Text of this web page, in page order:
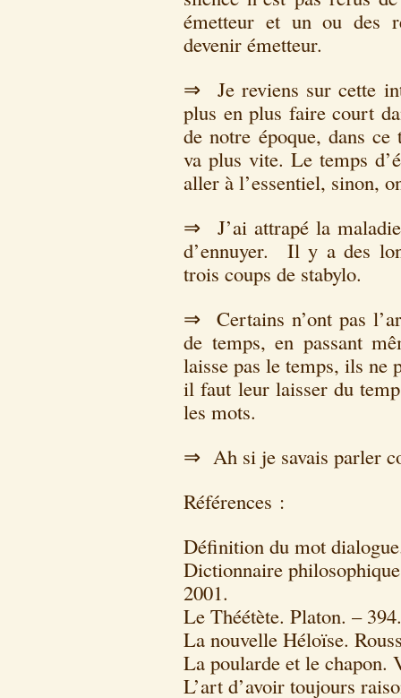
émetteur et un ou des
devenir émetteur.
⇒ Je reviens sur cette
plus en plus faire court
de notre époque, dans
va plus vite. Le temps
aller à l’essentiel, sinon,
⇒ J’ai attrapé la
d’ennuyer. Il y a des
trois coups de stabylo.
⇒ Certains n’ont pas
de temps, en passant
laisse pas le temps, ils ne
il faut leur laisser du
les mots.
⇒ Ah si je savais parler
Références :
Définition du mot
Dictionnaire
2001.
Le Théétète. Platon. – 394.
La nouvelle Héloïse.
La poularde et le chapon.
L’art d’avoir toujours